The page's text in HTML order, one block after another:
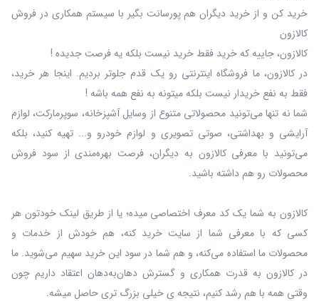
خرید کن و از خرید دیگران هم پورسانت بگیر با سیستم همکاری در فروش
کالازون
کالازون، جاییه که خرید فقط خرید نیست بلکه یه فرصت جدیده !
در کالازون، ما فروشگاه اینترنتی رو یک قدم جلوتر بردیم. اینجا هر خرید،
فقط به نفع خریدار نیست بلکه میتونه به نفع همه باشه !
شما نه‌ تنها می‌تونید محصولاتی متنوع از وسایل آشپزخانه، سوپرمارکت، لوازم
آرایشی و بهداشتی، صوتی تصویری و لوازم خودرو و... تهیه کنید، بلکه
می‌تونید با معرفی کالازون به دیگران، فرصت بهره‌مندی از سود فروش
محصولات رو هم داشته باشید.
کالازون به شما یک کد معرف اختصاصی میده؛ یا از طریق لینک خودتون هر
کسی که با معرفی شما از سایت خرید کنه، هم خودش از خدمات و
محصولات ما استفاده می‌کنه، و هم شما در سود این خرید سهیم می‌شوید. ما
در کالازون به قدرت همکاری و گسترش دهان‌به‌دهان اعتقاد داریم چون
وقتی همه با هم رشد کنیم، نتیجه ی خیلی بزرگ‌ تری حاصل میشه.